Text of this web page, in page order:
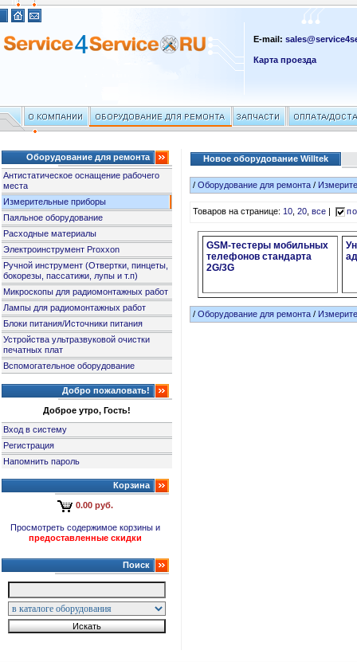
E-mail:
Карта проезда
Оборудование для ремонта
Антистатическое оснащение рабочего
места
Измерительные приборы
Паяльное оборудование
Расходные материалы
Электроинструмент Proxxon
Ручной инструмент (Отвертки, пинцеты,
бокорезы, пассатижи, лупы и т.п)
Микроскопы для радиомонтажных работ
Лампы для радиомонтажных работ
Блоки питания/Источники питания
Устройства ультразвуковой очистки
печатных плат
Вспомогательное оборудование
Добро пожаловать!
Доброе утро, Гость!
Вход в систему
Регистрация
Напомнить пароль
Корзина
0.00 руб.
Просмотреть содержимое корзины и
предоставленные скидки
Поиск
Новое оборудование Willtek
/Оборудование для ремонта /
Товаров на странице:10,20,все
GSM-тестеры мобильных
телефонов стандарта
2G/3G
/Оборудование для ремонта /